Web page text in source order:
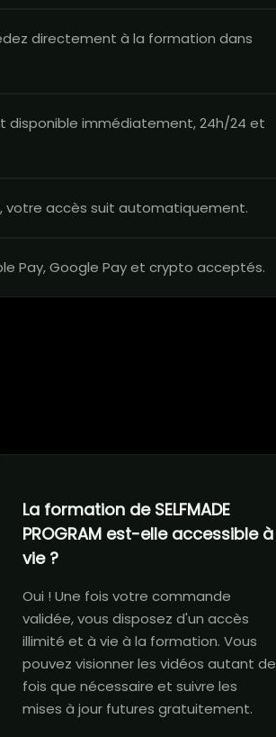
directement à la formation dans
disponible immédiatement, 24h/24 et
votre accès suit automatiquement.
Pay, Google Pay et crypto acceptés.
La formation de SELFMADE
PROGRAM est-elle accessible à
vie ?
Oui ! Une fois votre commande
validée, vous disposez d'un accès
illimité et à vie à la formation. Vous
pouvez visionner les vidéos autant de
fois que nécessaire et suivre les
mises à jour futures gratuitement.